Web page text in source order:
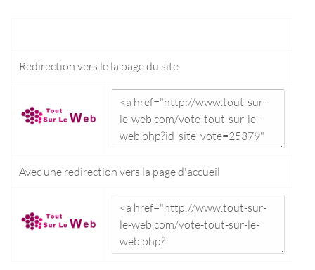
Redirection vers le la page du site
Avec une redirection vers la page d'accueil